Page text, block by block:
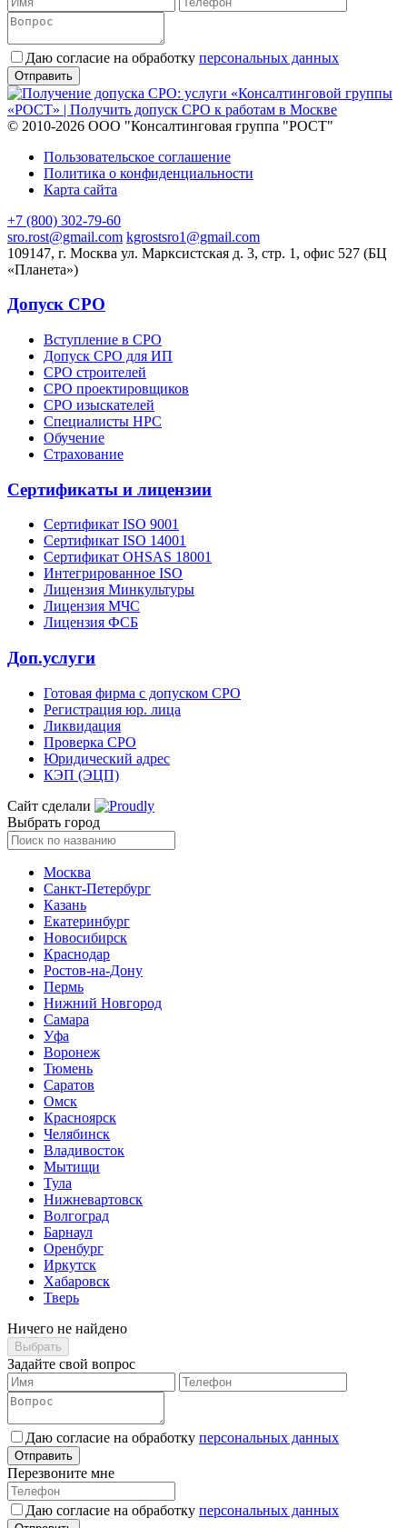
Даю согласие на обработку персональных данных
© 2010-2026 ООО "Консалтинговая группа "РОСТ"
Пользовательское соглашение
Политика о конфиденциальности
Карта сайта
+7 (800) 302-79-60
sro.rost@gmail.com kgrostsro1@gmail.com
109147, г. Москва ул. Марксистская д. 3, стр. 1, офис 527 (БЦ
«Планета»)
Допуск СРО
Вступление в СРО
Допуск СРО для ИП
СРО строителей
СРО проектировщиков
СРО изыскателей
Специалисты НРС
Обучение
Страхование
Сертификаты и лицензии
Сертификат ISO 9001
Сертификат ISO 14001
Сертификат OHSAS 18001
Интегрированное ISO
Лицензия Минкультуры
Лицензия МЧС
Лицензия ФСБ
Доп.услуги
Готовая фирма с допуском СРО
Регистрация юр. лица
Ликвидация
Проверка СРО
Юридический адрес
КЭП (ЭЦП)
Сайт сделали
Выбрать город
Москва
Санкт-Петербург
Казань
Екатеринбург
Новосибирск
Краснодар
Ростов-на-Дону
Пермь
Нижний Новгород
Самара
Уфа
Воронеж
Тюмень
Саратов
Омск
Красноярск
Челябинск
Владивосток
Мытищи
Тула
Нижневартовск
Волгоград
Барнаул
Оренбург
Иркутск
Хабаровск
Тверь
Ничего не найдено
Выбрать
Задайте свой вопрос
Даю согласие на обработку персональных данных
Отправить
Перезвоните мне
Даю согласие на обработку персональных данных